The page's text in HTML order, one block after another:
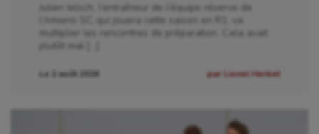
Julien Ielsch, l’entraîneur de l’équipe réserve de
l’Amiens SC qui jouera cette saison en R1, va
multiplier les rencontres de préparation. Cela avait
plutôt mal […]
Le 2 août 2026 par Lionel Herbet